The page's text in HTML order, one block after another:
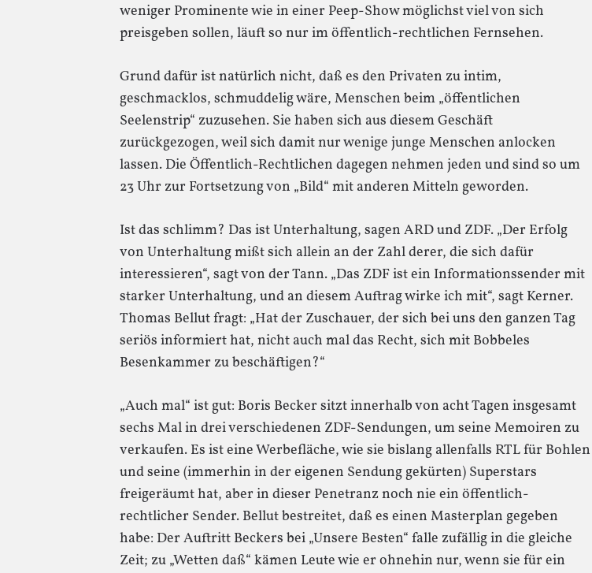
weniger Prominente wie in einer Peep-Show möglichst viel von sich
preisgeben sollen, läuft so nur im öffentlich-rechtlichen Fernsehen.
Grund dafür ist natürlich nicht, daß es den Privaten zu intim,
geschmacklos, schmuddelig wäre, Menschen beim „öffentlichen
Seelenstrip“ zuzusehen. Sie haben sich aus diesem Geschäft
zurückgezogen, weil sich damit nur wenige junge Menschen anlocken
lassen. Die Öffentlich-Rechtlichen dagegen nehmen jeden und sind so um
23 Uhr zur Fortsetzung von „Bild“ mit anderen Mitteln geworden.
Ist das schlimm? Das ist Unterhaltung, sagen ARD und ZDF. „Der Erfolg
von Unterhaltung mißt sich allein an der Zahl derer, die sich dafür
interessieren“, sagt von der Tann. „Das ZDF ist ein Informationssender mit
starker Unterhaltung, und an diesem Auftrag wirke ich mit“, sagt Kerner.
Thomas Bellut fragt: „Hat der Zuschauer, der sich bei uns den ganzen Tag
seriös informiert hat, nicht auch mal das Recht, sich mit Bobbeles
Besenkammer zu beschäftigen?“
„Auch mal“ ist gut: Boris Becker sitzt innerhalb von acht Tagen insgesamt
sechs Mal in drei verschiedenen ZDF-Sendungen, um seine Memoiren zu
verkaufen. Es ist eine Werbefläche, wie sie bislang allenfalls RTL für Bohlen
und seine (immerhin in der eigenen Sendung gekürten) Superstars
freigeräumt hat, aber in dieser Penetranz noch nie ein öffentlich-
rechtlicher Sender. Bellut bestreitet, daß es einen Masterplan gegeben
habe: Der Auftritt Beckers bei „Unsere Besten“ falle zufällig in die gleiche
Zeit; zu „Wetten daß“ kämen Leute wie er ohnehin nur, wenn sie für ein